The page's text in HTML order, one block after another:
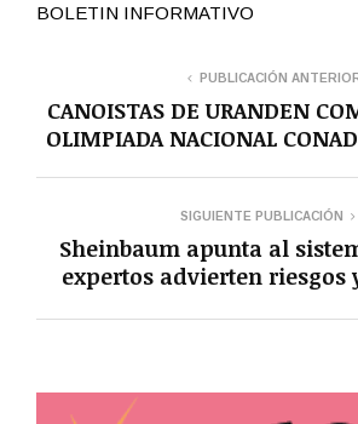
BOLETIN INFORMATIVO
PUBLICACIÓN
CANOISTAS DE URANDEN
OLIMPIADA NACIONAL
SIGUIENTE PUBLICACIÓN
Sheinbaum apunta al
expertos advierten riesgos